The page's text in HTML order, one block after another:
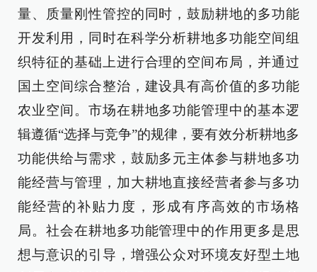
量、质量刚性管控的同时，鼓励耕地的多功能
开发利用，同时在科学分析耕地多功能空间组
织特征的基础上进行合理的空间布局，并通过
国土空间综合整治，建设具有高价值的多功能
农业空间。市场在耕地多功能管理中的基本逻
辑遵循“选择与竞争”的规律，要有效分析耕地多
功能供给与需求，鼓励多元主体参与耕地多功
能经营与管理，加大耕地直接经营者参与多功
能经营的补贴力度，形成有序高效的市场格
局。社会在耕地多功能管理中的作用更多是思
想与意识的引导，增强公众对环境友好型土地